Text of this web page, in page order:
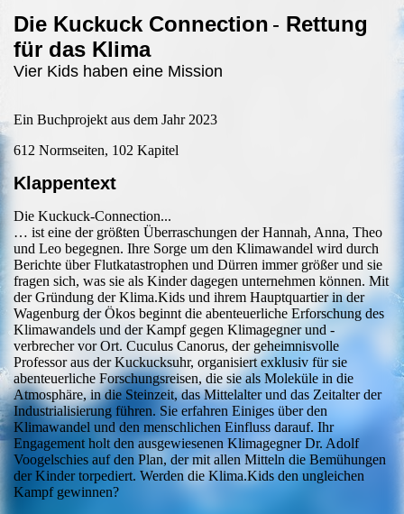
Die Kuckuck Connection - Rettung
für das Klima
Vier Kids haben eine Mission
Ein Buchprojekt aus dem Jahr 2023
612 Normseiten, 102 Kapitel
Klappentext
Die Kuckuck-Connection...
… ist eine der größten Überraschungen der Hannah, Anna, Theo
und Leo begegnen. Ihre Sorge um den Klimawandel wird durch
Berichte über Flutkatastrophen und Dürren immer größer und sie
fragen sich, was sie als Kinder dagegen unternehmen können. Mit
der Gründung der Klima.Kids und ihrem Hauptquartier in der
Wagenburg der Ökos beginnt die abenteuerliche Erforschung des
Klimawandels und der Kampf gegen Klimagegner und -
verbrecher vor Ort. Cuculus Canorus, der geheimnisvolle
Professor aus der Kuckucksuhr, organisiert exklusiv für sie
abenteuerliche Forschungsreisen, die sie als Moleküle in die
Atmosphäre, in die Steinzeit, das Mittelalter und das Zeitalter der
Industrialisierung führen. Sie erfahren Einiges über den
Klimawandel und den menschlichen Einfluss darauf. Ihr
Engagement holt den ausgewiesenen Klimagegner Dr. Adolf
Voogelschies auf den Plan, der mit allen Mitteln die Bemühungen
der Kinder torpediert. Werden die Klima.Kids den ungleichen
Kampf gewinnen?